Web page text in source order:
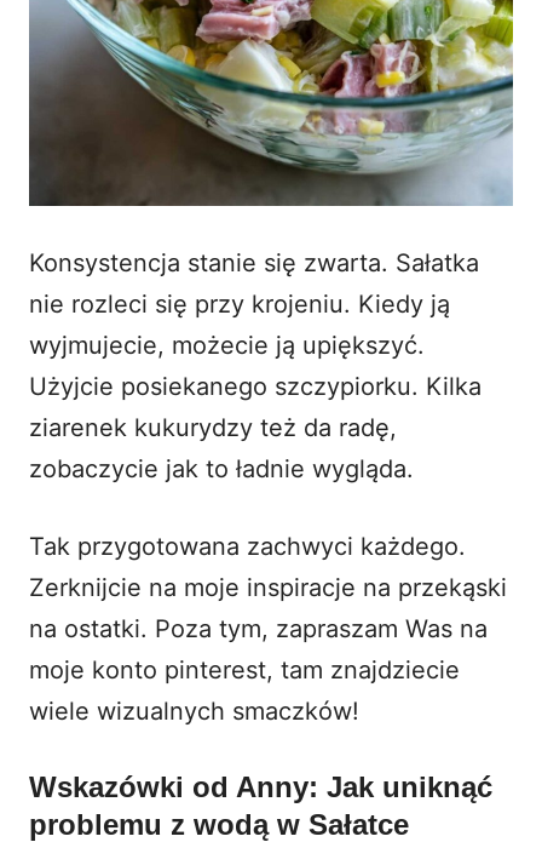
Konsystencja stanie się zwarta. Sałatka
nie rozleci się przy krojeniu. Kiedy ją
wyjmujecie, możecie ją upiększyć.
Użyjcie posiekanego szczypiorku. Kilka
ziarenek kukurydzy też da radę,
zobaczycie jak to ładnie wygląda.
Tak przygotowana zachwyci każdego.
Zerknijcie na moje inspiracje na przekąski
na ostatki. Poza tym, zapraszam Was na
moje konto pinterest, tam znajdziecie
wiele wizualnych smaczków!
Wskazówki od Anny: Jak uniknąć
problemu z wodą w Sałatce